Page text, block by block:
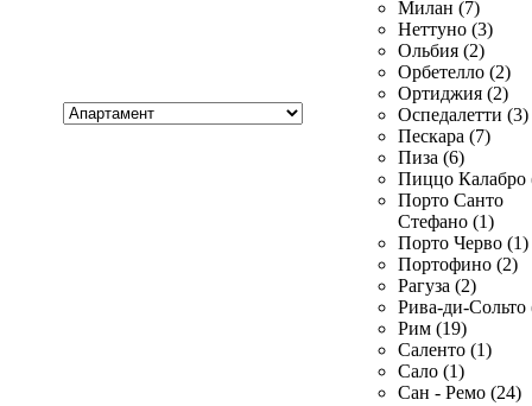
Милан (7)
Неттуно (3)
Ольбия (2)
Орбетелло (2)
Ортиджия (2)
Оспедалетти (3)
Пескара (7)
Пиза (6)
Пиццо Калабро
Порто Санто
Стефано (1)
Порто Черво (1)
Портофино (2)
Рагуза (2)
Рива-ди-Сольто
Рим (19)
Саленто (1)
Сало (1)
Сан - Ремо (24)